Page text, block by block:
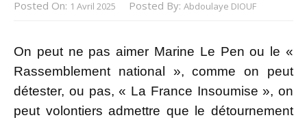
Posted On: 1 Avril 2025 Posted By: Abdoulaye DIOUF
On peut ne pas aimer Marine Le Pen ou le «
Rassemblement national », comme on peut
détester, ou pas, « La France Insoumise », on
peut volontiers admettre que le détournement